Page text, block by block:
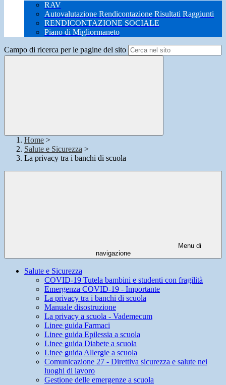
RAV
Autovalutazione Rendicontazione Risultati Raggiunti
RENDICONTAZIONE SOCIALE
Piano di Migliormaneto
Campo di ricerca per le pagine del sito
Home >
Salute e Sicurezza >
La privacy tra i banchi di scuola
Menu di
navigazione
Salute e Sicurezza
COVID-19 Tutela bambini e studenti con fragilità
Emergenza COVID-19 - Importante
La privacy tra i banchi di scuola
Manuale disostruzione
La privacy a scuola - Vademecum
Linee guida Farmaci
Linee guida Epilessia a scuola
Linee guida Diabete a scuola
Linee guida Allergie a scuola
Comunicazione 27 - Direttiva sicurezza e salute nei
luoghi di lavoro
Gestione delle emergenze a scuola